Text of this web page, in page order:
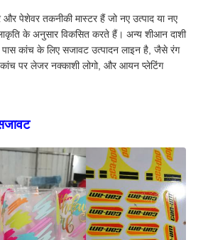
और पेशेवर तकनीकी मास्टर हैं जो नए उत्पाद या नए
के अनुसार विकसित करते हैं। अन्य शीआन दाशी
कांच के लिए सजावट उत्पादन लाइन है, जैसे रंग
पर लेजर नक्काशी लोगो, और आयन प्लेटिंग